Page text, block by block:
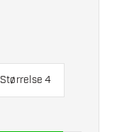
Størrelse 4